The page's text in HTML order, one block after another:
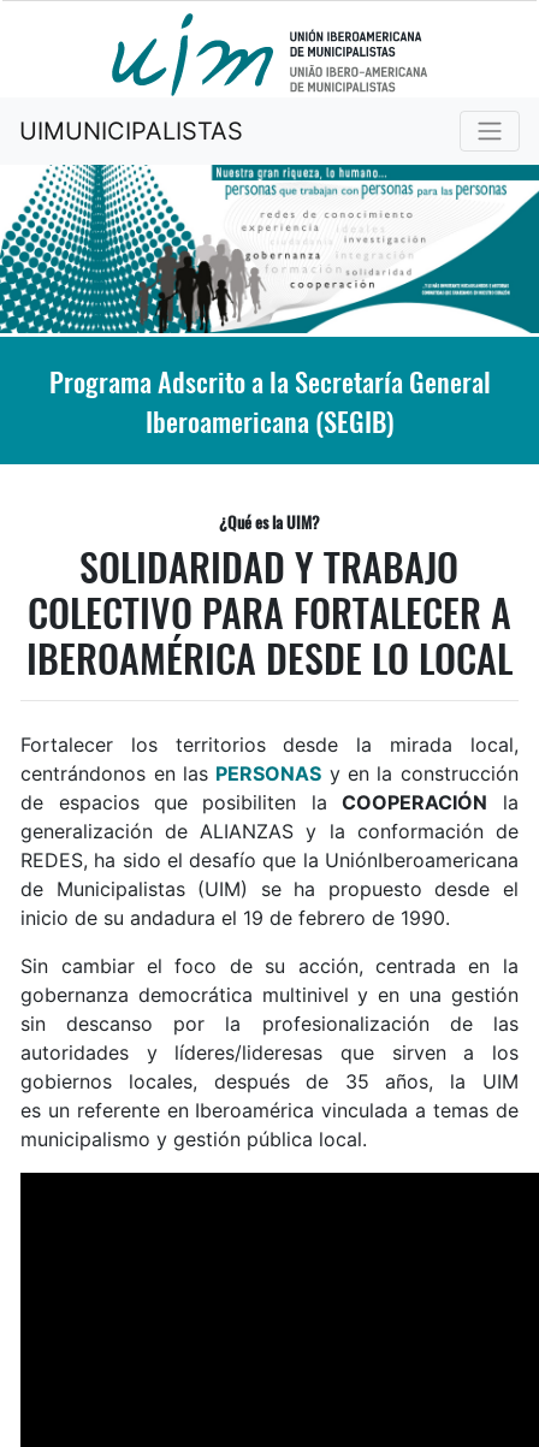
UIMUNICIPALISTAS
Programa Adscrito a la Secretaría General
Iberoamericana (SEGIB)
¿Qué es la UIM?
SOLIDARIDAD Y TRABAJO
COLECTIVO PARA FORTALECER A
IBEROAMÉRICA DESDE LO LOCAL
Fortalecer los territorios desde la mirada local,
centrándonos en las PERSONAS y en la construcción
de espacios que posibiliten laCOOPERACIÓN la
generalización de ALIANZAS y la conformación de
REDES, ha sido el desafío que la UniónIberoamericana
de Municipalistas (UIM) se ha propuesto desde el
inicio de su andadura el 19 de febrero de 1990.
Sin cambiar el foco de su acción, centrada en la
gobernanza democrática multinivel y en una gestión
sin descanso por la profesionalización de las
autoridades y líderes/lideresas que sirven a los
gobiernos locales, después de 35 años, la UIM
es un referente en Iberoamérica vinculada a temas de
municipalismo y gestión pública local.